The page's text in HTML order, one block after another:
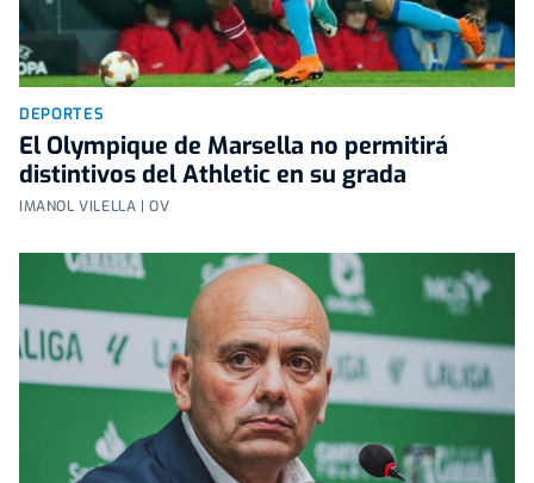
DEPORTES
El Olympique de Marsella no permitirá
distintivos del Athletic en su grada
IMANOL VILELLA | OV